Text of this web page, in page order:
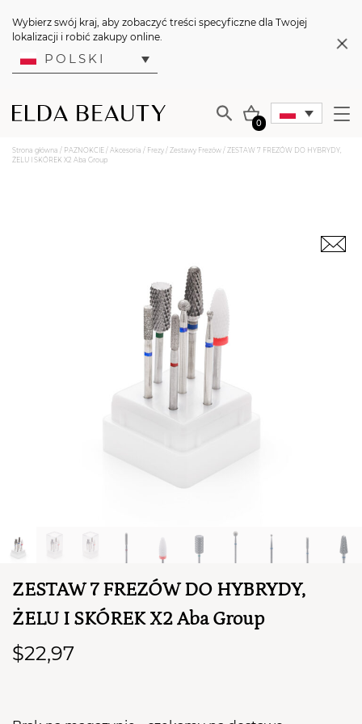
Wybierz swój kraj, aby zobaczyć treści specyficzne dla Twojej
lokalizacji i robić zakupy online.
POLSKI
0
TWÓJ KOSZYK (
Suma koszyka (0)
Strona główna / PAZNOKCIE / Akcesoria / Frezy / Zestawy Frezów / ZESTAW 7 FREZÓW DO HYBRYDY,
ŻELU I SKÓREK X2 Aba Group
ZESTAW 7 FREZÓW DO HYBRYDY,
ŻELU I SKÓREK X2 Aba Group
$22,97